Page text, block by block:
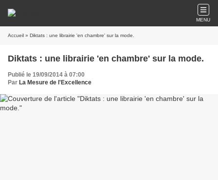
MENU
Accueil » Diktats : une librairie 'en chambre' sur la mode.
Diktats : une librairie 'en chambre' sur la mode.
Publié le 19/09/2014 à 07:00
Par La Mesure de l'Excellence